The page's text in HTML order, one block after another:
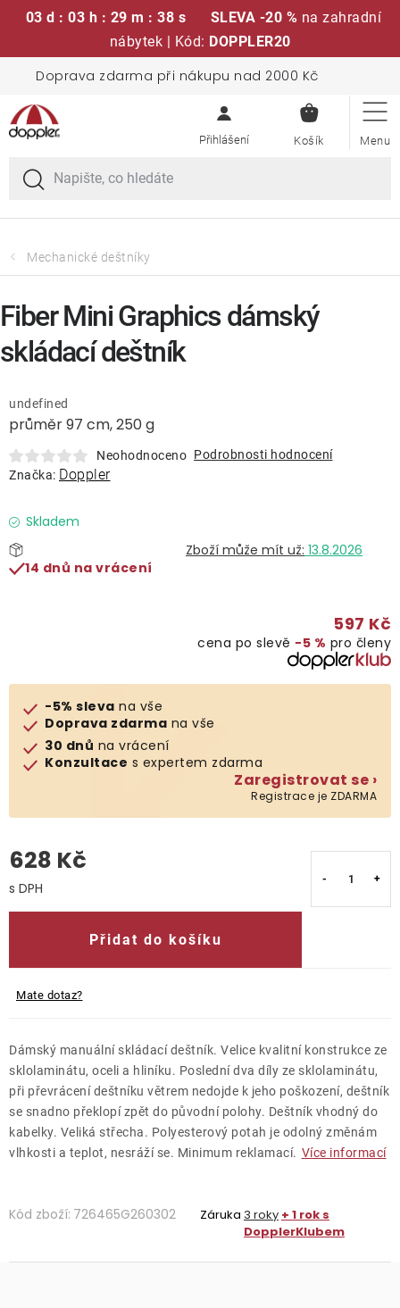
03 d : 03 h : 29 m : 38 s SLEVA -20 % na zahradní
nábytek | Kód: DOPPLER20
obsah
Doprava zdarma při nákupu nad 2000 Kč
KOŠÍK
Sedací soupravy
Slunečníky
Křesla a židle
Lavice a houpačky
Lehátka
Doplňky
Deštníky
Gastro produkty
Klub výhod
Mechanické deštníky
průměr 97 cm, 250 g
undefined
Neohodnoceno Podrobnosti hodnocení
Značka: Doppler
Skladem
13.8.2026
14 dnů na vrácení
597 Kč
cena po slevě −5 % pro členy
-5% sleva na vše
Doprava zdarma na vše
30 dnů na vrácení
Konzultace s expertem zdarma
Zaregistrovat se ›
Registrace je ZDARMA
628 Kč
Přidat do košíku
Mate dotaz?
Dámský manuální skládací deštník. Velice kvalitní konstrukce ze
sklolaminátu, oceli a hliníku. Poslední dva díly ze sklolaminátu,
při převrácení deštníku větrem nedojde k jeho poškození, deštník
se snadno překlopí zpět do původní polohy. Deštník vhodný do
kabelky. Veliká střecha. Polyesterový potah je odolný změnám
vlhkosti a teplot, nesráží se. Minimum reklamací. Více informací
Kód zboží: 726465G260302 Záruka 3 roky + 1 rok s
DopplerKlubem
Fiber Mini Graphics dámský
skládací deštník